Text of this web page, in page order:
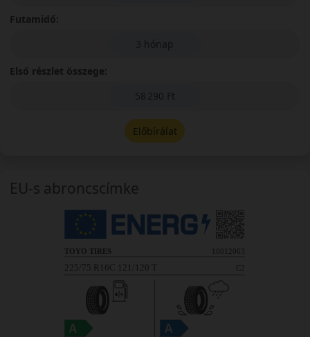
Futamidő:
3 hónap
Első részlet összege:
58 290 Ft
Előbírálat
EU-s abroncscímke